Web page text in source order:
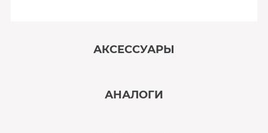
АКСЕССУАРЫ
АНАЛОГИ